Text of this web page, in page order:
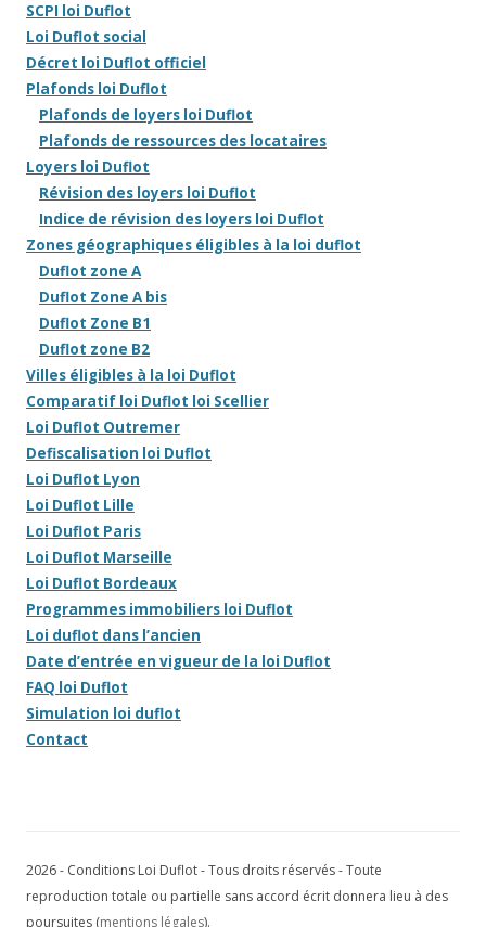
SCPI loi Duflot
Loi Duflot social
Décret loi Duflot officiel
Plafonds loi Duflot
Plafonds de loyers loi Duflot
Plafonds de ressources des locataires
Loyers loi Duflot
Révision des loyers loi Duflot
Indice de révision des loyers loi Duflot
Zones géographiques éligibles à la loi duflot
Duflot zone A
Duflot Zone A bis
Duflot Zone B1
Duflot zone B2
Villes éligibles à la loi Duflot
Comparatif loi Duflot loi Scellier
Loi Duflot Outremer
Defiscalisation loi Duflot
Loi Duflot Lyon
Loi Duflot Lille
Loi Duflot Paris
Loi Duflot Marseille
Loi Duflot Bordeaux
Programmes immobiliers loi Duflot
Loi duflot dans l’ancien
Date d’entrée en vigueur de la loi Duflot
FAQ loi Duflot
Simulation loi duflot
Contact
2026 - Conditions Loi Duflot - Tous droits réservés - Toute
reproduction totale ou partielle sans accord écrit donnera lieu à des
poursuites (mentions légales).